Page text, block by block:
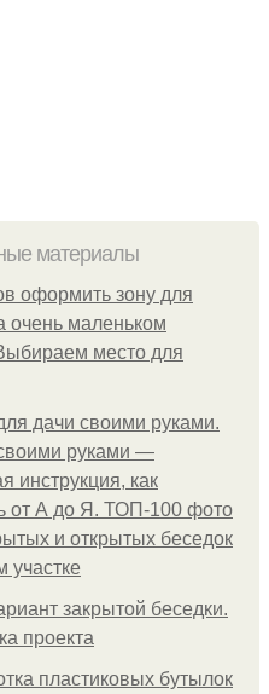
материалы
оформить зону для
очень маленьком
место для
дачи своими руками.
руками —
инструкция, как
от А до Я. ТОП-100 фото
и открытых беседок
участке
закрытой беседки.
проекта
пластиковых бутылок